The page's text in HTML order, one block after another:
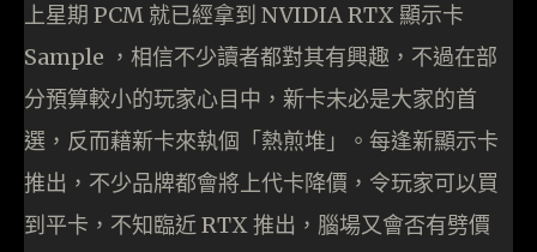
上星期 PCM 就已經拿到 NVIDIA RTX 顯示卡
Sample ，相信不少讀者都對其有興趣，不過在部
分預算較小的玩家心目中，新卡未必是大家的首
選，反而藉新卡來執個「熱煎堆」。每逢新顯示卡
推出，不少品牌都會將上代卡降價，令玩家可以買
到平卡，不知臨近 RTX 推出，腦場又會否有劈價